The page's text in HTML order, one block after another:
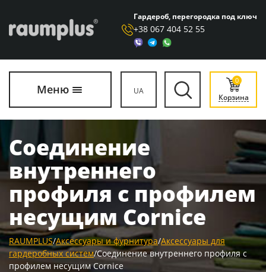
Гардероб, перегородка под ключ
+38 067 404 52 55
Меню UA
0
Корзина
Соединение
внутреннего
профиля с профилем
несущим Cornice
RAUMPLUS/Аксессуары и фурнитура/Аксессуары для
гардеробных систем/Соединение внутреннего профиля с
профилем несущим Cornice